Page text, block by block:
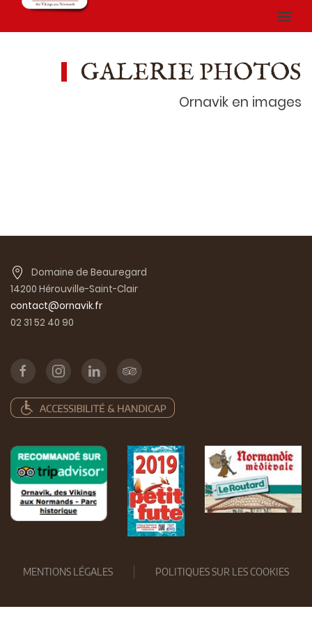
GALERIE PHOTOS
Ornavik en images
Domaine de Beauregard
14200 Hérouville-Saint-Clair
contact@ornavik.fr
02 31 52 40 90
MENTIONS LÉGALES POLITIQUES SUR LES COOKIES